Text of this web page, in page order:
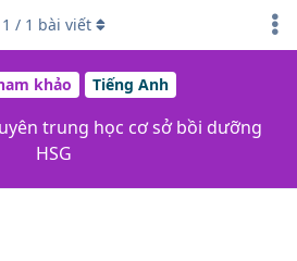
khảo Tiếng Anh
trung học cơ sở bồi dưỡng
HSG
1 / 1 bài viết